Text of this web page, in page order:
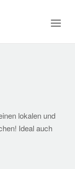
Menu
lokalen und
Ideal auch